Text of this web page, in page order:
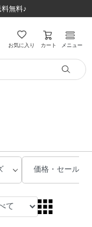
無料♪
で！！
無料♪
で！！
お気に入り カート メニュー
価格・セール